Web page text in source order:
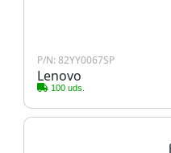
P/N: 82YY0067SP
Lenovo
100 uds.